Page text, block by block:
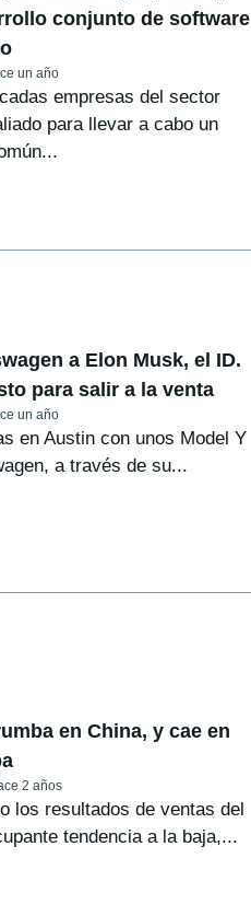
conjunto de software
un año
empresas del sector
para llevar a cabo un
a Elon Musk, el ID.
para salir a la venta
un año
en Austin con unos Model Y
a través de su...
en China, y cae en
2 años
los resultados de ventas del
tendencia a la baja,...